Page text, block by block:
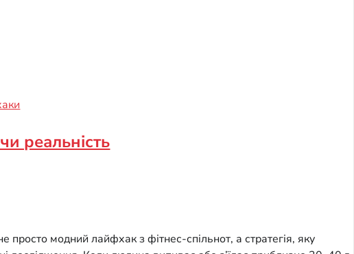
реальність
просто модний лайфхак з фітнес-спільнот, а стратегія, яку